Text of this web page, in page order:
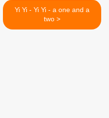
Yi Yi - Yi Yi - a one and a
two >